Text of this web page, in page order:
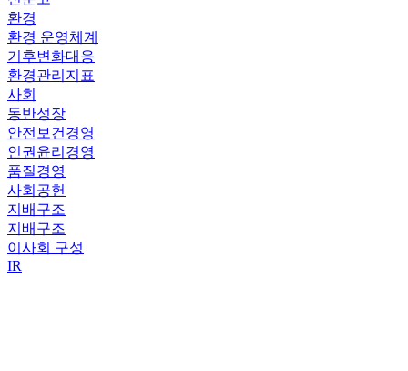
환경
환경 운영체계
기후변화대응
환경관리지표
사회
동반성장
안전보건경영
인권윤리경영
품질경영
사회공헌
지배구조
지배구조
이사회 구성
IR